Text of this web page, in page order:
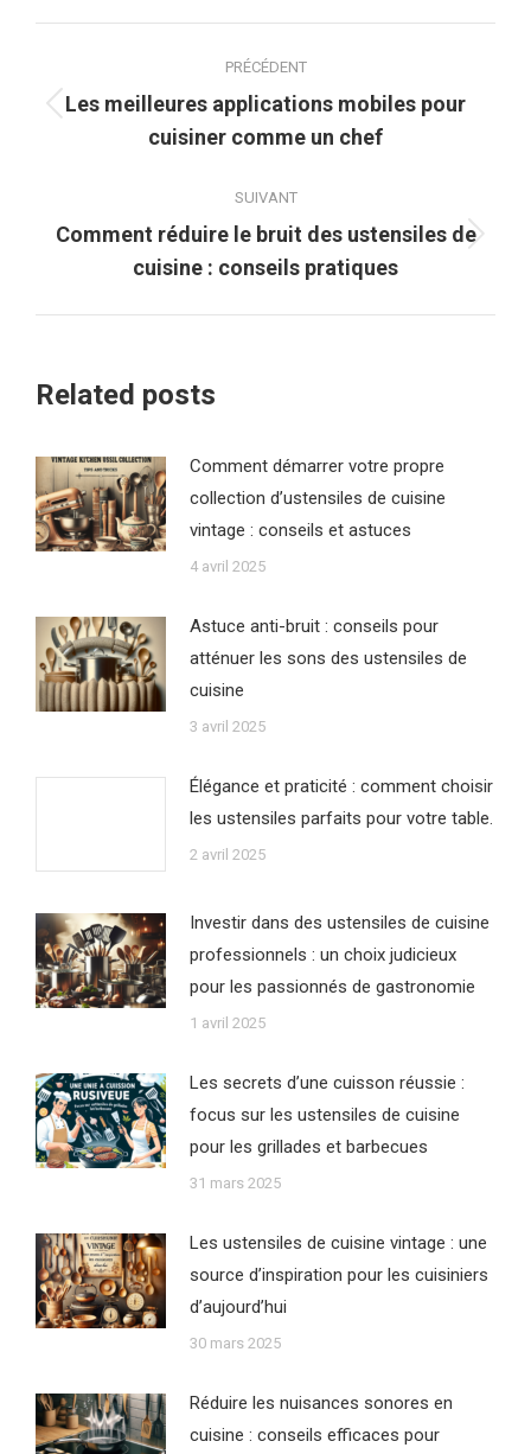
article
PRÉCÉDENT
Article
précédent
Les meilleures applications mobiles pour
cuisiner comme un chef
SUIVANT
Article
suivant
:
Comment réduire le bruit des ustensiles de
cuisine : conseils pratiques
Related posts
Comment démarrer votre propre
collection d’ustensiles de cuisine
vintage : conseils et astuces
4 avril 2025
Astuce anti-bruit : conseils pour
atténuer les sons des ustensiles de
cuisine
3 avril 2025
Élégance et praticité : comment choisir
les ustensiles parfaits pour votre table.
2 avril 2025
Investir dans des ustensiles de cuisine
professionnels : un choix judicieux
pour les passionnés de gastronomie
1 avril 2025
Les secrets d’une cuisson réussie :
focus sur les ustensiles de cuisine
pour les grillades et barbecues
31 mars 2025
Les ustensiles de cuisine vintage : une
source d’inspiration pour les cuisiniers
d’aujourd’hui
30 mars 2025
Réduire les nuisances sonores en
cuisine : conseils efficaces pour